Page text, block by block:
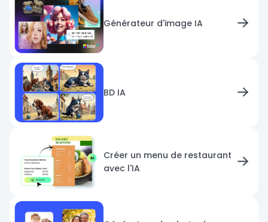
Générateur d'image IA
BD IA
Créer un menu de restaurant
avec l'IA